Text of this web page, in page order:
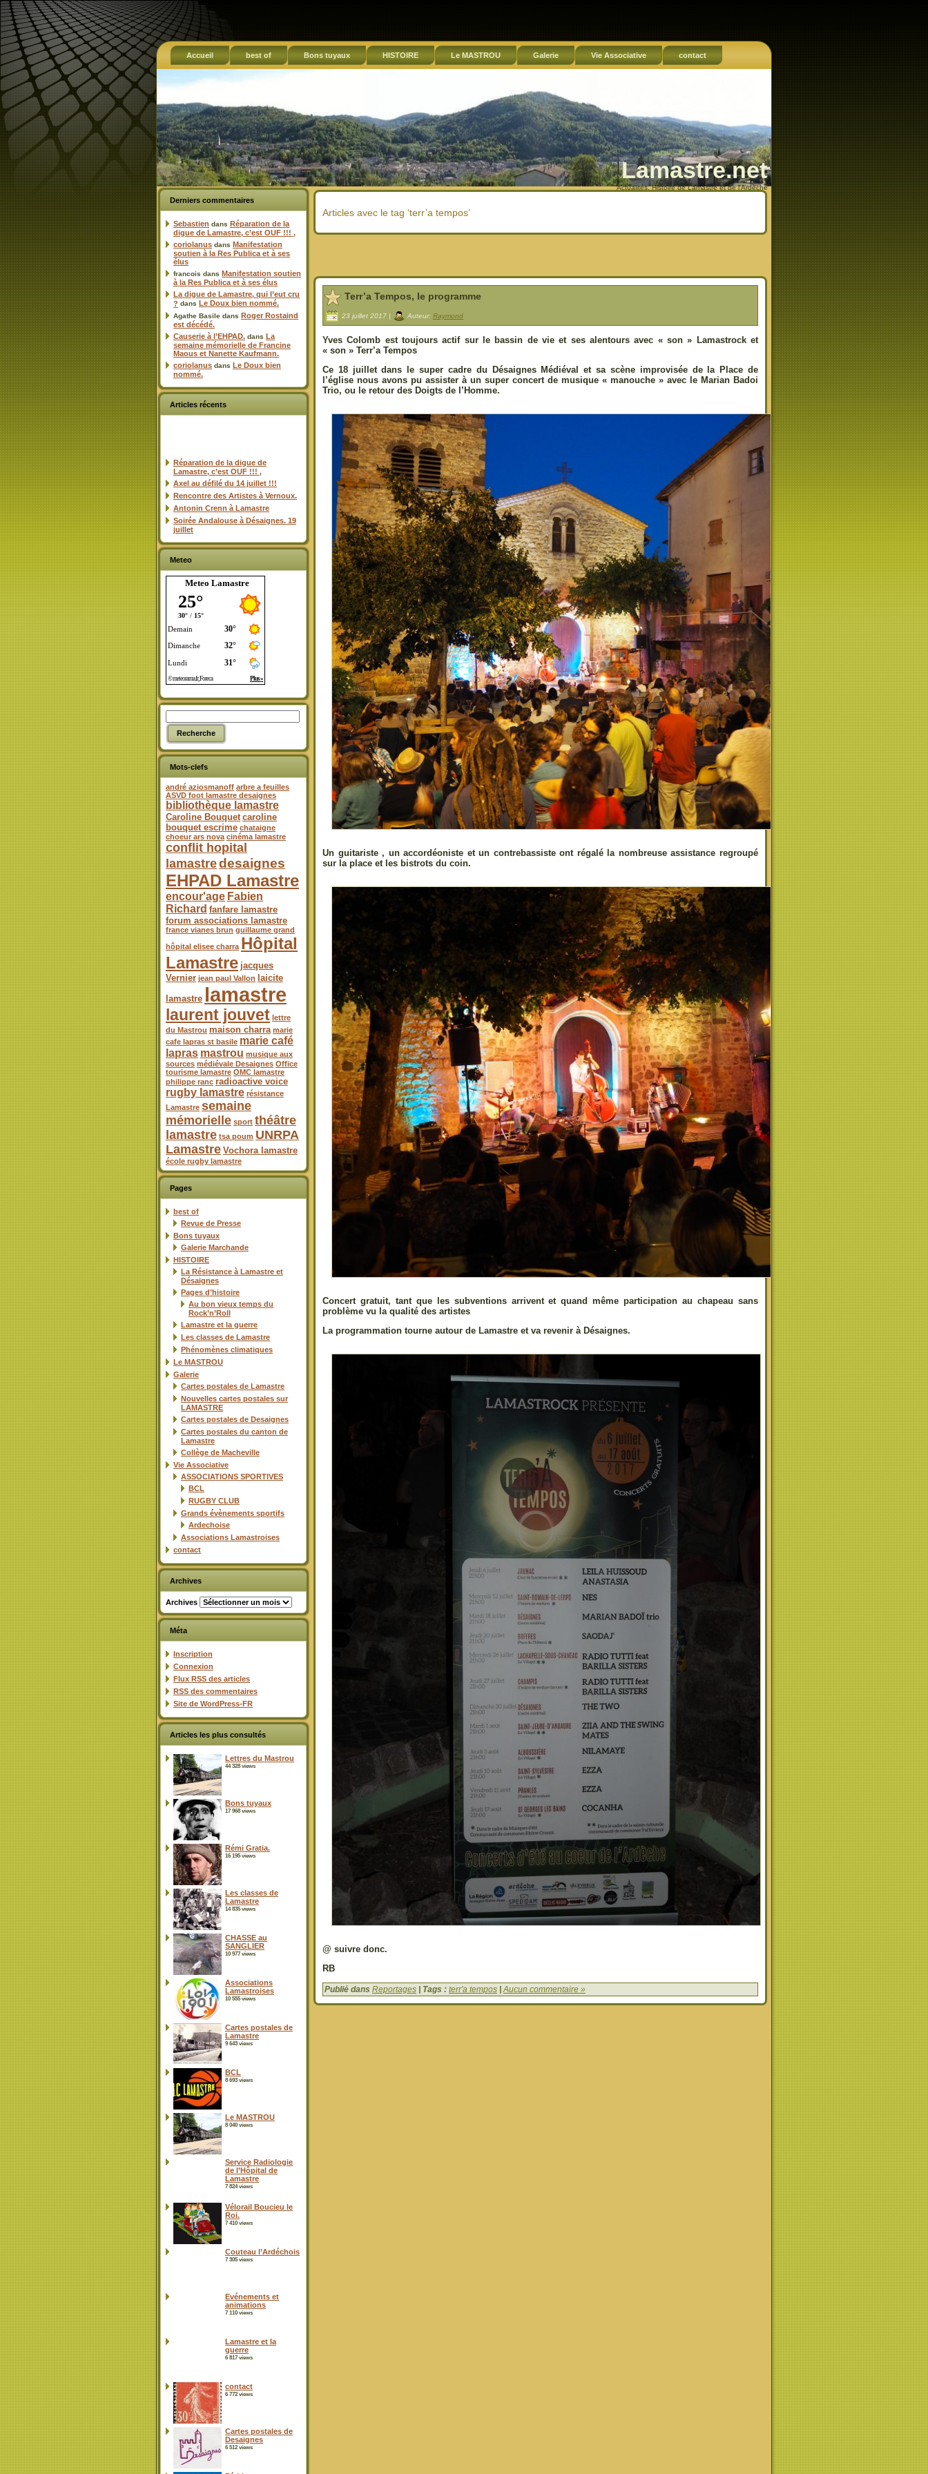
Accueil best of Bons tuyaux HISTOIRE Le MASTROU Galerie Vie Associative contact
Lamastre.net
Actualités, Histoire de Lamastre et de l'Ardèche
Derniers commentaires
Sebastien dans Réparation de la
digue de Lamastre, c’est OUF !!! ,
coriolanus dans Manifestation
soutien à la Res Publica et à ses
élus
francois dans Manifestation soutien
à la Res Publica et à ses élus
La digue de Lamastre, qui l’eut cru
? dans Le Doux bien nommé.
Agathe Basile dans Roger Rostaind
est décédé.
Causerie à l’EHPAD. dans La
semaine mémorielle de Francine
Maous et Nanette Kaufmann.
coriolanus dans Le Doux bien
nommé.
Articles récents
Réparation de la digue de
Lamastre, c’est OUF !!! ,
Axel au défilé du 14 juillet !!!
Rencontre des Artistes à Vernoux.
Antonin Crenn à Lamastre
Soirée Andalouse à Désaignes. 19
juillet
Meteo
Meteo Lamastre
Mots-clefs
andré aziosmanoff arbre a feuilles
ASVD foot lamastre desaignes
bibliothèque lamastre
Caroline Bouquet caroline
bouquet escrime chataigne
choeur ars nova cinéma lamastre
conflit hopital
lamastredesaignes
EHPAD Lamastre
encour'age Fabien
Richard fanfare lamastre
forum associations lamastre
france vianes brun guillaume grand
hôpital elisee charra Hôpital
Lamastre jacques
Vernier jean paul Vallon
laicite
lamastre lamastre
laurent jouvet lettre
du Mastrou maison charra marie
cafe lapras st basile marie café
lapras mastrou musique aux
sources médiévale Desaignes Office
tourisme lamastre OMC lamastre
philippe ranc radioactive voice
rugby lamastre résistance
Lamastre semaine
mémorielle sport théâtre
lamastre tsa poum UNRPA
Lamastre Vochora lamastre
école rugby lamastre
Pages
best of
Revue de Presse
Bons tuyaux
Galerie Marchande
HISTOIRE
La Résistance à Lamastre et
Désaignes
Pages d’histoire
Au bon vieux temps du
Rock’n’Roll
Lamastre et la guerre
Les classes de Lamastre
Phénomènes climatiques
Le MASTROU
Galerie
Cartes postales de Lamastre
Nouvelles cartes postales sur
LAMASTRE
Cartes postales de Desaignes
Cartes postales du canton de
Lamastre
Collège de Macheville
Vie Associative
ASSOCIATIONS SPORTIVES
BCL
RUGBY CLUB
Grands évènements sportifs
Ardechoise
Associations Lamastroises
contact
Archives
Archives
Méta
Inscription
Connexion
Flux RSS des articles
RSS des commentaires
Site de WordPress-FR
Articles les plus consultés
Lettres du Mastrou
44 328 views
Bons tuyaux
17 968 views
Rémi Gratia.
16 195 views
Les classes de
Lamastre
14 835 views
CHASSE au
SANGLIER
10 977 views
Associations
Lamastroises
10 555 views
Cartes postales de
Lamastre
9 643 views
BCL
8 693 views
Le MASTROU
8 040 views
Service Radiologie
de l’Hôpital de
Lamastre
7 824 views
Vélorail Boucieu le
Roi.
7 410 views
Couteau l’Ardéchois
7 305 views
Evénements et
animations
7 110 views
Lamastre et la
guerre
6 817 views
contact
6 772 views
Cartes postales de
Desaignes
6 512 views
Articles avec le tag ‘terr’a tempos’
Terr’a Tempos, le programme
23 juillet 2017 | Auteur: Raymond
Yves Colomb est toujours actif sur le bassin de vie et ses alentours avec « son » Lamastrock et
« son » Terr’a Tempos
Ce 18 juillet dans le super cadre du Désaignes Médiéval et sa scène improvisée de la Place de
l’église nous avons pu assister à un super concert de musique « manouche » avec le Marian Badoi
Trio, ou le retour des Doigts de l’Homme.
Un guitariste , un accordéoniste et un contrebassiste ont régalé la nombreuse assistance regroupé
sur la place et les bistrots du coin.
Concert gratuit, tant que les subventions arrivent et quand même participation au chapeau sans
problème vu la qualité des artistes
La programmation tourne autour de Lamastre et va revenir à Désaignes.
@ suivre donc.
RB
Publié dans Reportages | Tags : terr'a tempos |Aucun commentaire »